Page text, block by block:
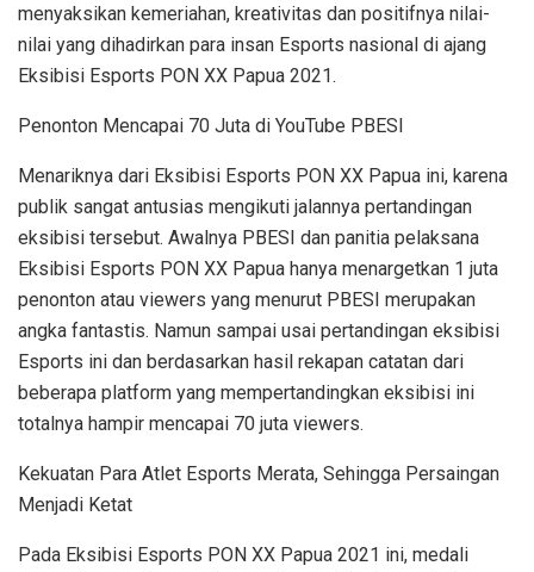
menyaksikan kemeriahan, kreativitas dan positifnya nilai-
nilai yang dihadirkan para insan Esports nasional di ajang
Eksibisi Esports PON XX Papua 2021.
Penonton Mencapai 70 Juta di YouTube PBESI
Menariknya dari Eksibisi Esports PON XX Papua ini, karena
publik sangat antusias mengikuti jalannya pertandingan
eksibisi tersebut. Awalnya PBESI dan panitia pelaksana
Eksibisi Esports PON XX Papua hanya menargetkan 1 juta
penonton atau viewers yang menurut PBESI merupakan
angka fantastis. Namun sampai usai pertandingan eksibisi
Esports ini dan berdasarkan hasil rekapan catatan dari
beberapa platform yang mempertandingkan eksibisi ini
totalnya hampir mencapai 70 juta viewers.
Kekuatan Para Atlet Esports Merata, Sehingga Persaingan
Menjadi Ketat
Pada Eksibisi Esports PON XX Papua 2021 ini, medali